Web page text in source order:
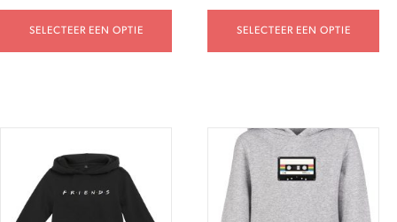
SELECTEER EEN OPTIE SELECTEER EEN OPTIE
meerdere
variaties.
product
heeft
meerdere
variaties.